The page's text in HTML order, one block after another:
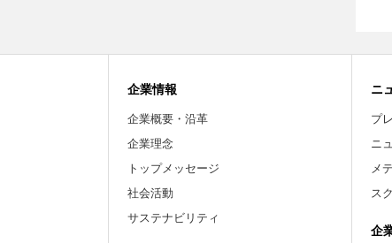
企業情報
企業概要・沿革
企業理念
トップメッセージ
社会活動
サステナビリティ
ニ
プ
ニ
メ
ス
企